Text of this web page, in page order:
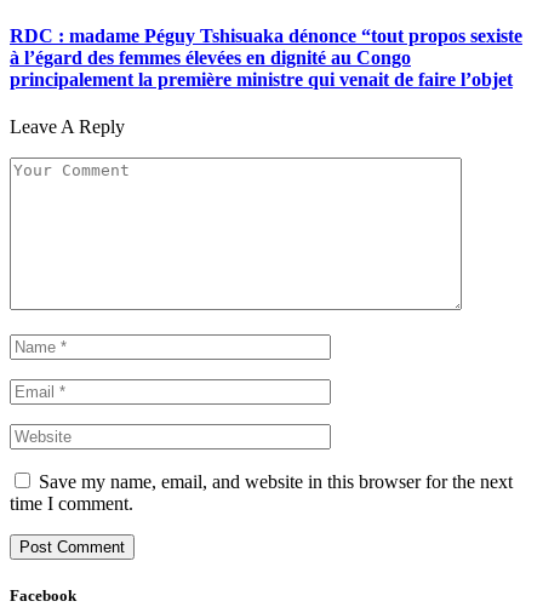
RDC : madame Péguy Tshisuaka dénonce “tout propos sexiste
à l’égard des femmes élevées en dignité au Congo
principalement la première ministre qui venait de faire l’objet
Leave A Reply
Save my name, email, and website in this browser for the next
time I comment.
Facebook